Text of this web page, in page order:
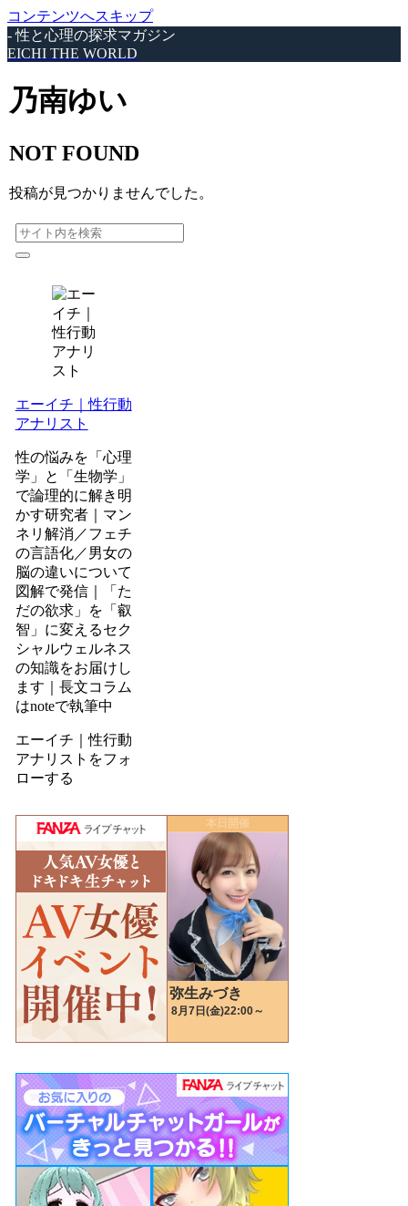
コンテンツへスキップ
- 性と心理の探求マガジン
EICHI THE WORLD
乃南ゆい
NOT FOUND
投稿が見つかりませんでした。
エーイチ｜性行動
アナリスト
性の悩みを「心理
学」と「生物学」
で論理的に解き明
かす研究者｜マン
ネリ解消／フェチ
の言語化／男女の
脳の違いについて
図解で発信｜「た
だの欲求」を「叡
智」に変えるセク
シャルウェルネス
の知識をお届けし
ます｜長文コラム
はnoteで執筆中
エーイチ｜性行動
アナリストをフォ
ローする